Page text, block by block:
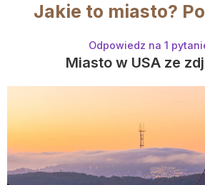
Jakie to miasto?
Odpowiedz na 1
Miasto w USA ze